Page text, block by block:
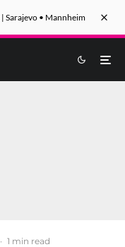
Sarajevo • Mannheim
· 1 min read